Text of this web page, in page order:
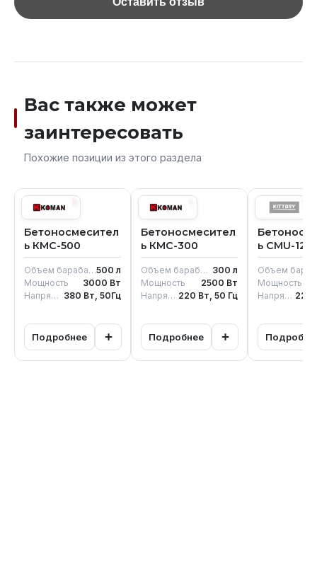
Вас также может
заинтересовать
Похожие позиции из этого раздела
Бетоносмесител
ь КМС-500
Объем барабана500 л
Мощность
3000 Вт
Напряжение 380 Вт, 50Гц
Подробнее +
Бетоносмесител
ь КМС-300
Объем барабана 300 л
Мощность
2500 Вт
Напряжение 220 Вт, 50 Гц
Подробнее +
ь CMU-125L
Объем
Мощность
Напряжение 220